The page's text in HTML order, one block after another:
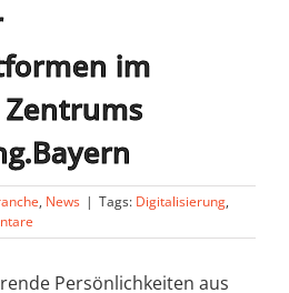
im
Zentrums
, News | Tags: Digitalisierung,
Persönlichkeiten aus